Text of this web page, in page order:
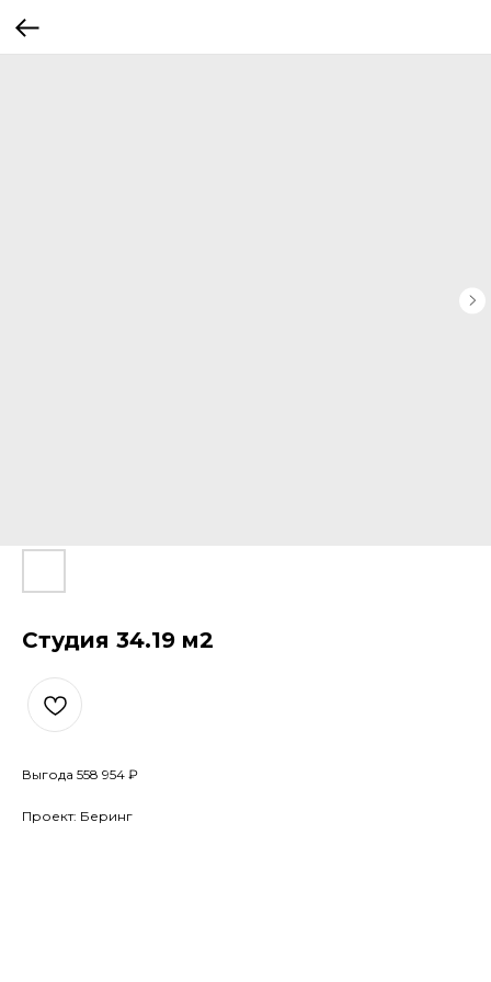
Студия 34.19 м2
Выгода 558 954 ₽
Проект: Беринг